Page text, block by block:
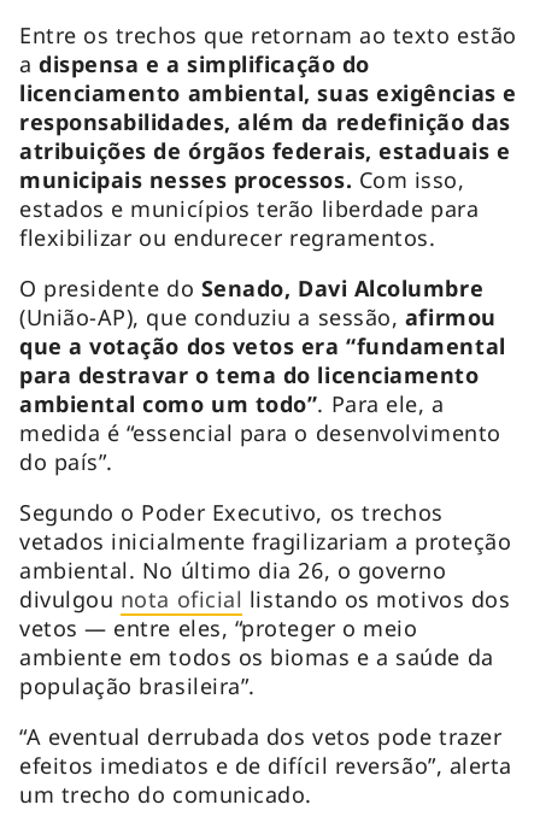
Entre os trechos que retornam ao texto estão
adispensa e a simplificação do
licenciamento ambiental, suas exigências e
responsabilidades, além da redefinição das
atribuições de órgãos federais, estaduais e
municipais nesses processos. Com isso,
estados e municípios terão liberdade para
flexibilizar ou endurecer regramentos.
O presidente do Senado, Davi Alcolumbre
(União-AP), que conduziu a sessão, afirmou
que a votação dos vetos era “fundamental
para destravar o tema do licenciamento
ambiental como um todo”. Para ele, a
medida é “essencial para o desenvolvimento
do país”.
Segundo o Poder Executivo, os trechos
vetados inicialmente fragilizariam a proteção
ambiental. No último dia 26, o governo
divulgou nota oficial listando os motivos dos
vetos — entre eles, “proteger o meio
ambiente em todos os biomas e a saúde da
população brasileira”.
“A eventual derrubada dos vetos pode trazer
efeitos imediatos e de difícil reversão”, alerta
um trecho do comunicado.